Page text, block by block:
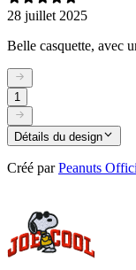
28 juillet 2025
Belle casquette, avec
1
Détails du design
Créé par Peanuts